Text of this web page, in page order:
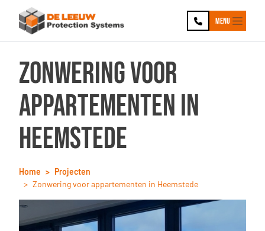
Menu
Zonwering voor
appartementen in
Heemstede
Home
Projecten
Zonwering voor appartementen in Heemstede